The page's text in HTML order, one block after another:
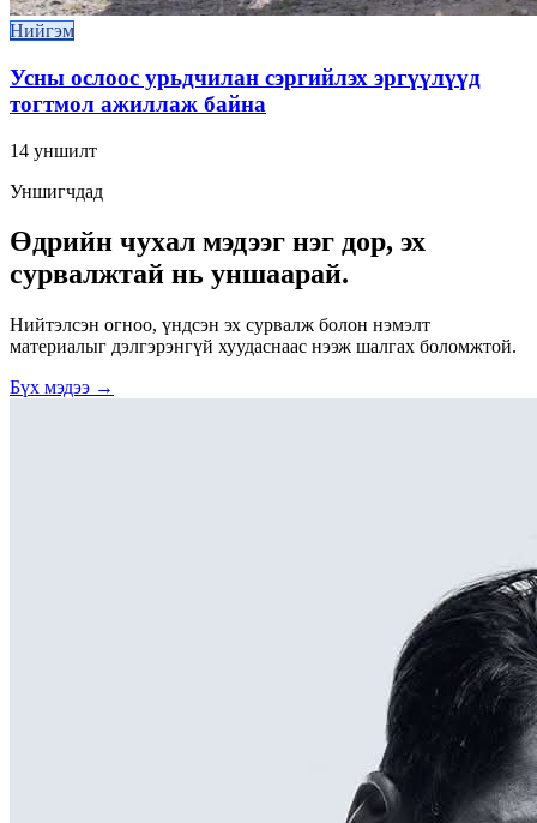
Нийгэм
Усны ослоос урьдчилан сэргийлэх эргүүлүүд
тогтмол ажиллаж байна
14 уншилт
Уншигчдад
Өдрийн чухал мэдээг нэг дор, эх
сурвалжтай нь уншаарай.
Нийтэлсэн огноо, үндсэн эх сурвалж болон нэмэлт
материалыг дэлгэрэнгүй хуудаснаас нээж шалгах боломжтой.
Бүх мэдээ →